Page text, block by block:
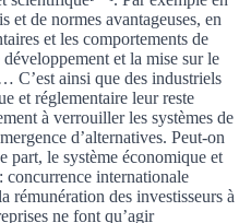
et de normes avantageuses, en
et les comportements de
et la mise sur le
C’est ainsi que des industriels
et réglementaire leur reste
à verrouiller les systèmes de
d’alternatives. Peut-on
part, le système économique et
internationale
rémunération des investisseurs à
ne font qu’agir